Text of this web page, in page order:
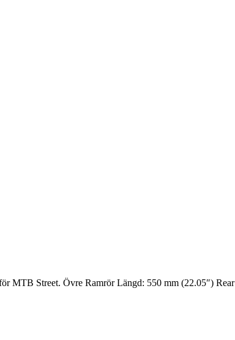
MTB Street. Övre Ramrör Längd: 550 mm (22.05″) Rear